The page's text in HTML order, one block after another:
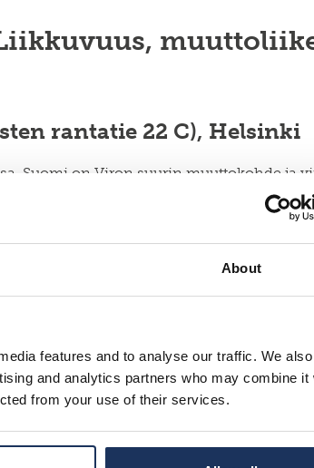
About
features and to analyse our traffic. We
and analytics partners who may combine it
from your use of their services.
rantatie 22 C), Helsinki
Suomi on Viron suurin muuttokohde ja
kasvava määrä suomalaisia. Liikenne
suhteet Suomen ja Viron välillä-
havainnoivat maiden välisen vapaan
ja virolaisia.
ja Soome vahel oli tarkoitus julkaista
peruutettu koronavirustilanteen vuoksi